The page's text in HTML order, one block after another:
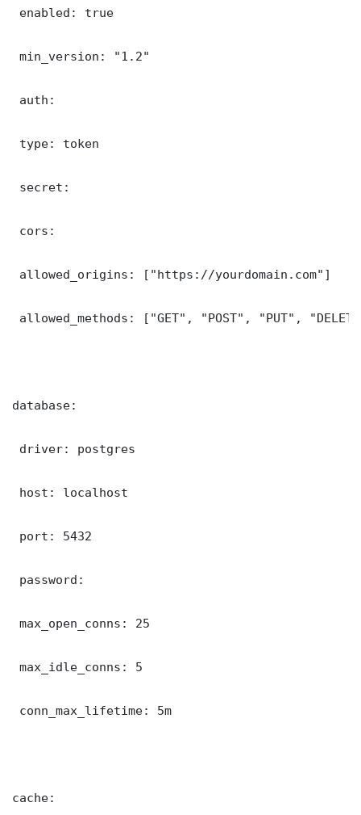
enabled: true
min_version: "1.2"
auth:
type: token
secret:
cors:
allowed_origins: ["https://yourdomain.com"]
allowed_methods: ["GET", "POST", "PUT",
database:
driver: postgres
host: localhost
port: 5432
password:
max_open_conns: 25
max_idle_conns: 5
conn_max_lifetime: 5m
cache: